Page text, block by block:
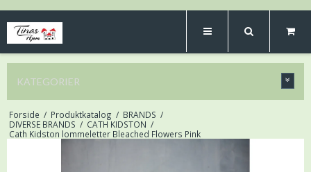
KATEGORIER
Forside / Produktkatalog / BRANDS /
DIVERSE BRANDS / CATH KIDSTON /
Cath Kidston lommeletter Bleached Flowers Pink